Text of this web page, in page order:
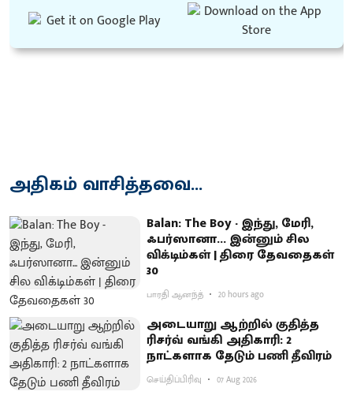
அதிகம் வாசித்தவை...
Balan: The Boy - இந்து, மேரி,
ஃபர்ஸானா... இன்னும் சில
விக்டிம்கள் | திரை தேவதைகள்
30
பாரதி ஆனந்த் 20 hours ago
அடையாறு ஆற்றில் குதித்த
ரிசர்வ் வங்கி அதிகாரி: 2
நாட்களாக தேடும் பணி தீவிரம்
செய்திப்பிரிவு 07 Aug 2026